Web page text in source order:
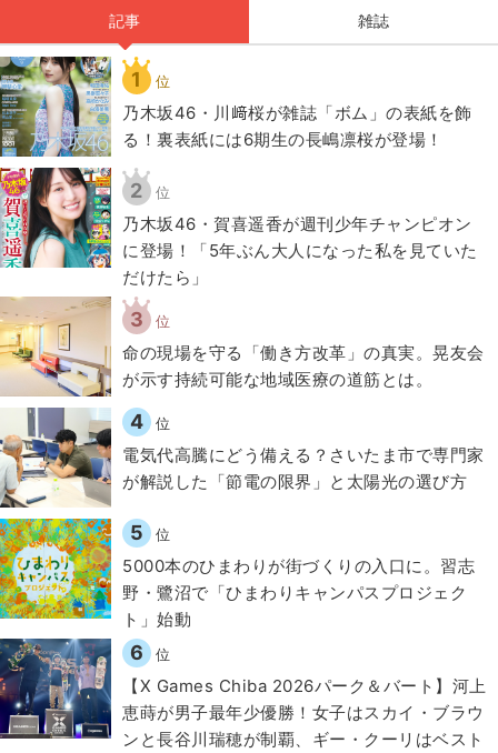
記事 雑誌
1 位
乃木坂46・川﨑桜が雑誌「ボム」の表紙を飾
る！裏表紙には6期生の長嶋凛桜が登場！
2 位
乃木坂46・賀喜遥香が週刊少年チャンピオン
に登場！「5年ぶん大人になった私を見ていた
だけたら」
3 位
​命の現場を守る「働き方改革」の真実。晃友会
が示す持続可能な地域医療の道筋とは。
4 位
電気代高騰にどう備える？さいたま市で専門家
が解説した「節電の限界」と太陽光の選び方
5 位
5000本のひまわりが街づくりの入口に。習志
野・鷺沼で「ひまわりキャンパスプロジェク
ト」始動
6 位
【X Games Chiba 2026パーク＆バート】河上
恵蒔が男子最年少優勝！女子はスカイ・ブラウ
ンと長谷川瑞穂が制覇、ギー・クーリはベスト